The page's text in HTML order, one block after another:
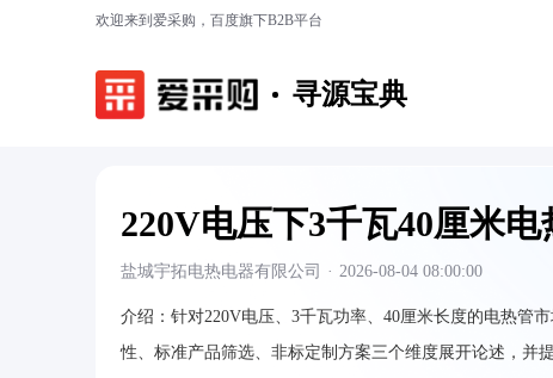
欢迎来到爱采购，百度旗下B2B平台
寻源宝典
220V电压下3千瓦40厘米
盐城宇拓电热电器有限公司 · 2026-08-04 08:00:00
介绍： 针对220V电压、3千瓦功率、40厘米长度的电热管
性、标准产品筛选、非标定制方案三个维度展开论述，并